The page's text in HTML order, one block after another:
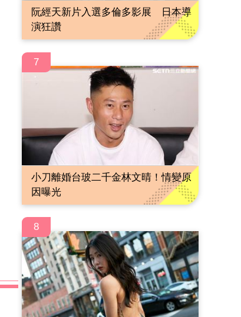
阮經天新片入選多倫多影展 日本導
演狂讚
7
小刀離婚台玻二千金林文晴！情變原
因曝光
8